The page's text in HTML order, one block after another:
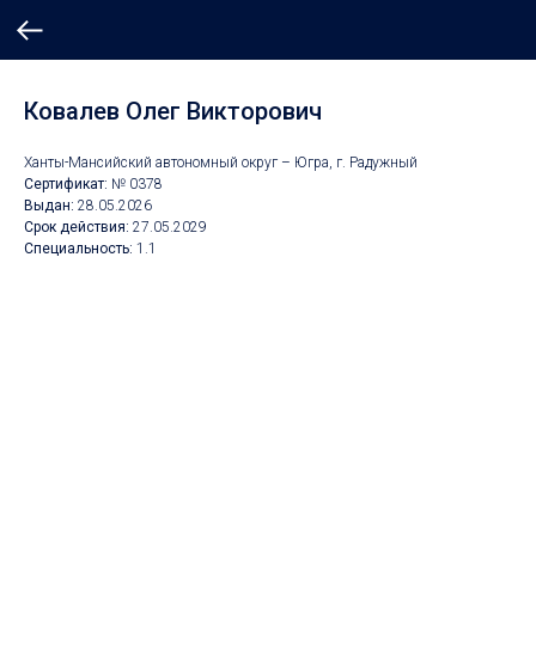
Ковалев Олег Викторович
Ханты-Мансийский автономный округ – Югра, г. Радужный
Сертификат: № 0378
Выдан: 28.05.2026
Срок действия: 27.05.2029
Специальность: 1.1